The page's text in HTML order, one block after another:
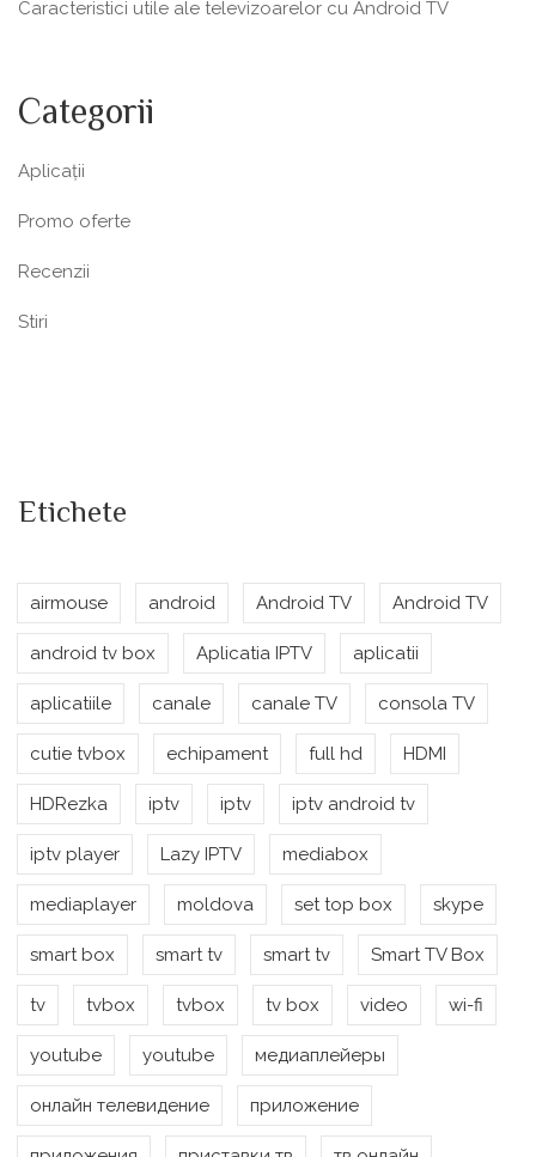
Caracteristici utile ale televizoarelor cu Android TV
Categorii
Aplicații
Promo oferte
Recenzii
Stiri
Etichete
airmouse android Android TV Android TV
android tv box Aplicatia IPTV aplicatii
aplicatiile canale canale TV consola TV
cutie tvbox echipament full hd HDMI
HDRezka iptv iptv iptv android tv
iptv player Lazy IPTV mediabox
mediaplayer moldova set top box skype
smart box smart tv smart tv Smart TV Box
tv tvbox tvbox tv box video wi-fi
youtube youtube медиаплейеры
онлайн телевидение приложение